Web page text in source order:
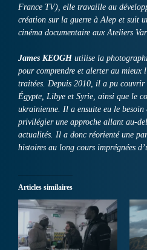
France TV), elle travaille au
création sur la guerre à Alep et suit
cinéma documentaire aux Ateliers
James KEOGHutilise la
pour comprendre et alerter au mieux
traitées. Depuis 2010, il a pu couvrir
Égypte, Libye et Syrie, ainsi que le
ukrainienne. Il a ensuite eu le besoin
privilégier une approche allant au-
actualités. Il a donc réorienté une
histoires au long cours imprégnées
Articles similaires